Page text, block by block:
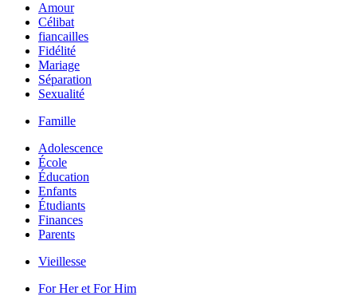
Amour
Célibat
fiancailles
Fidélité
Mariage
Séparation
Sexualité
Famille
Adolescence
École
Éducation
Enfants
Étudiants
Finances
Parents
Vieillesse
For Her et For Him